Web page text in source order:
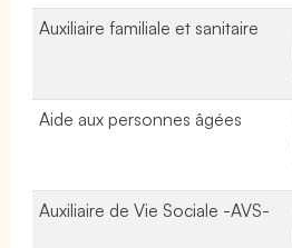
Auxiliaire familiale et sanitaire
Aide aux personnes âgées
Auxiliaire de Vie Sociale -AVS-